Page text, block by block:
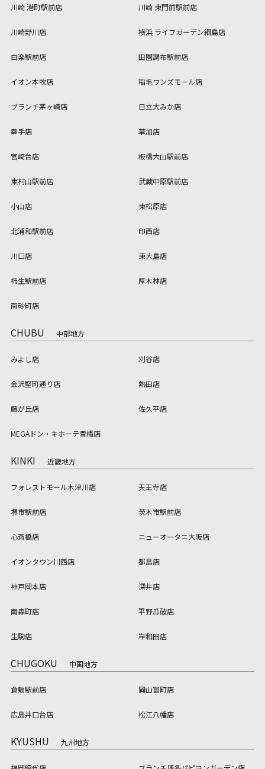
川崎 港町駅前店 川崎 東門前駅前店
川崎野川店 横浜 ライフガーデン綱島店
白楽駅前店 田園調布駅前店
イオン本牧店 稲毛ワンズモール店
ブランチ茅ヶ崎店 日立大みか店
幸手店 草加店
宮崎台店 板橋大山駅前店
東村山駅前店 武蔵中原駅前店
小山店 東松原店
北浦和駅前店 印西店
川口店 東大島店
柿生駅前店 厚木林店
南砂町店
CHUBU 中部地方
みよし店 刈谷店
金沢堅町通り店 熱田店
藤が丘店 佐久平店
MEGAドン・キホーテ豊橋店
KINKI 近畿地方
フォレストモール木津川店 天王寺店
堺市駅前店 茨木市駅前店
心斎橋店 ニューオータニ大阪店
イオンタウン川西店 都島店
神戸岡本店 深井店
南森町店 平野瓜破店
生駒店 岸和田店
CHUGOKU 中国地方
倉敷駅前店 岡山富町店
広島井口台店 松江八幡店
KYUSHU 九州地方